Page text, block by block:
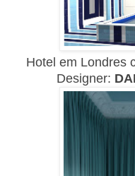
Hotel em Londres
Designer: